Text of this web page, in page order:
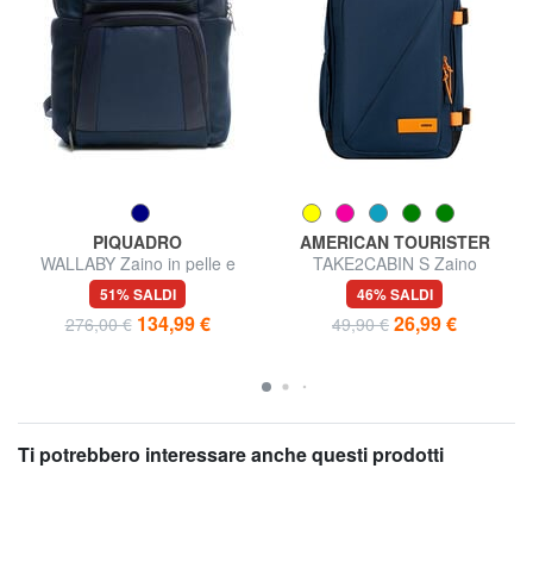
PIQUADRO
WALLABY Zaino in pelle e
tessuto, porta pc 14", ok
Ryanair
51% SALDI
276,00 € 134,99 €
AMERICAN TOURISTER
TAKE2CABIN S Zaino
underseater ok Ryanair
46% SALDI
49,90 € 26,99 €
Ti potrebbero interessare anche questi prodotti